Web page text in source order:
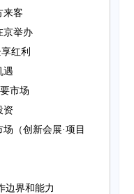
来客
京举办
红利
遇
市场
资
（创新会展·项目
边界和能力